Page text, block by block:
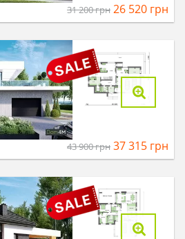
31 200грн 26 520 грн
43 900грн 37 315 грн